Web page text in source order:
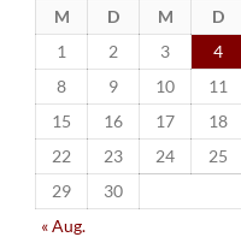
M D M D
1
2 3 4
8
9 10 11
15
16 17 18
22
23 24 25
29
30
« Aug.